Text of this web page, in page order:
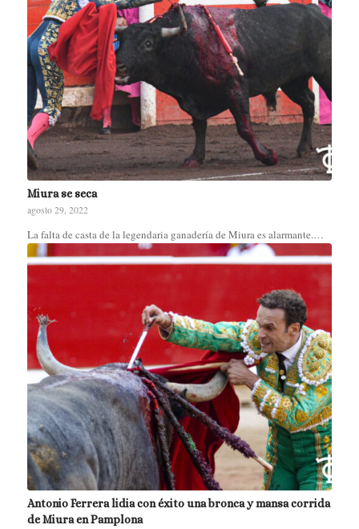
Miura se seca
agosto 29, 2022
La falta de casta de la legendaria ganadería de Miura es alarmante.…
Antonio Ferrera lidia con éxito una bronca y mansa corrida
de Miura en Pamplona